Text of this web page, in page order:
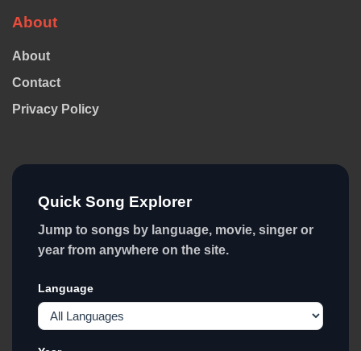
About
About
Contact
Privacy Policy
Quick Song Explorer
Jump to songs by language, movie, singer or
year from anywhere on the site.
Language